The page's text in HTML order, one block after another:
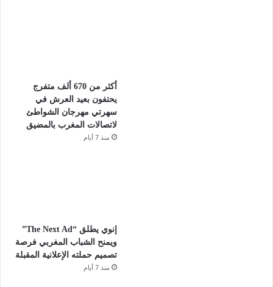
أكثر من 670 ألف متفرج
يحتفون بعيد العرش في
سهرتي مهرجان الشواطئ
لاتصالات المغرب بالمضيق
منذ 7 أيام
إنوي يطلق “The Next Ad”
ويمنح الشباب المغربي فرصة
تصميم حملته الإعلانية المقبلة
منذ 7 أيام